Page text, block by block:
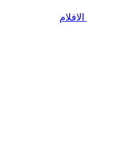
الافلام